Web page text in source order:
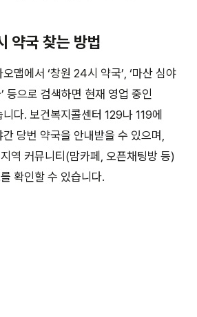
약국 찾는 방법
맵에서 ‘창원 24시 약국’, ‘마산 심야
등으로 검색하면 현재 영업 중인
다. 보건복지콜센터 129나 119에
당번 약국을 안내받을 수 있으며,
역 커뮤니티(맘카페, 오픈채팅방 등)
확인할 수 있습니다.